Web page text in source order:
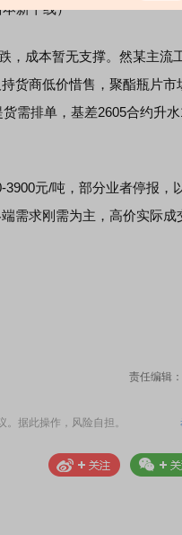
新干线）
，成本暂无支撑。然某主流
货商低价惜售，聚酯瓶片市
需排单，基差2605合约升
元/吨，部分业者停报，
需求刚需为主，高价实际成
责任编辑
据此操作，风险自担。